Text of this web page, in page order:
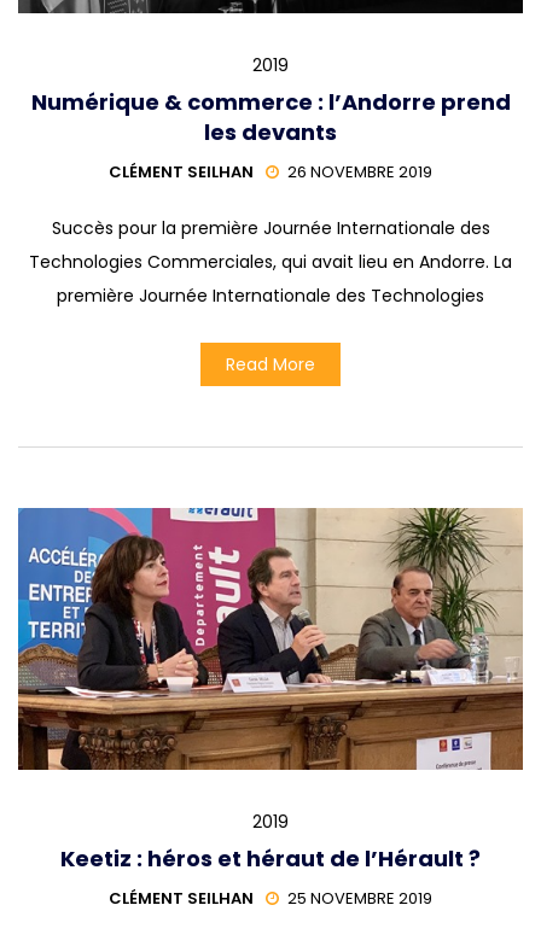
2019
Numérique & commerce : l’Andorre prend
les devants
CLÉMENT SEILHAN 26 NOVEMBRE 2019
Succès pour la première Journée Internationale des
Technologies Commerciales, qui avait lieu en Andorre. La
première Journée Internationale des Technologies
Read More
2019
Keetiz : héros et héraut de l’Hérault ?
CLÉMENT SEILHAN 25 NOVEMBRE 2019